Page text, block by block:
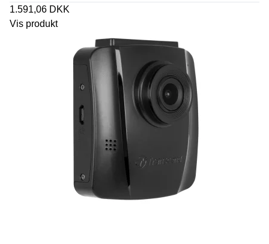
1.591,06 DKK
Vis produkt